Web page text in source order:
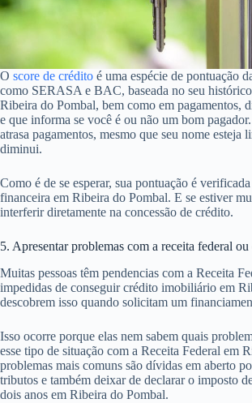
O score de crédito é uma espécie de pontuação
como SERASA e BAC, baseada no seu
Ribeira do Pombal, bem como em pagamentos,
e que informa se você é ou não um bom
atrasa pagamentos, mesmo que seu nome esteja
diminui.
Como é de se esperar, sua pontuação é
financeira em Ribeira do Pombal. E se estiver
interferir diretamente na concessão de crédito.
5. Apresentar problemas com a receita federal
Muitas pessoas têm pendencias com a Receita
impedidas de conseguir crédito imobiliário em
descobrem isso quando solicitam um
Isso ocorre porque elas nem sabem quais
esse tipo de situação com a Receita Federal em
problemas mais comuns são dívidas em aberto
tributos e também deixar de declarar o imposto
dois anos em Ribeira do Pombal.